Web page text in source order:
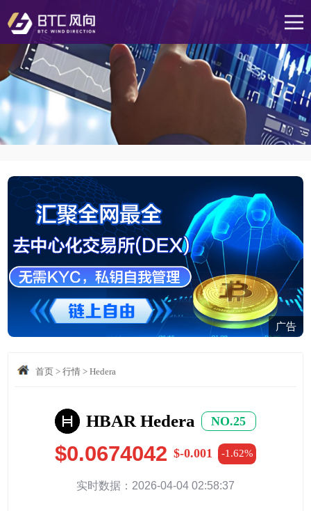
广告
首页> 行情> Hedera
HBAR Hedera NO.25
$0.0674042 $-0.001 -1.62%
实时数据：2026-04-04 02:58:37